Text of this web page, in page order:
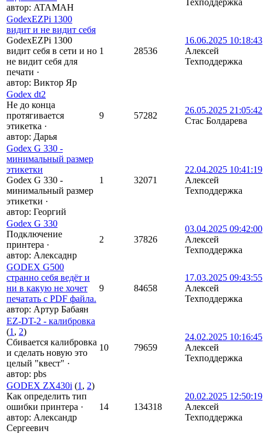
автор: ATAMAH
Техподдержка
GodexEZPi 1300
видит и не видит себя
GodexEZPi 1300
видит себя в сети и но
не видит себя для
печати ·
автор: Виктор Яр
1 28536
16.06.2025 10:18:43
Алексей
Техподдержка
Godex dt2
Не до конца
протягивается
этикетка ·
автор: Дарья
9 57282
26.05.2025 21:05:42
Стас Болдарева
Godex G 330 -
минимальный размер
этикетки
Godex G 330 -
минимальный размер
этикетки ·
автор: Георгий
1 32071
22.04.2025 10:41:19
Алексей
Техподдержка
Godex G 330
Подключение
принтера ·
автор: Алексаднр
2 37826
03.04.2025 09:42:00
Алексей
Техподдержка
GODEX G500
странно себя ведёт и
ни в какую не хочет
печатать с PDF файла.
автор: Артур Бабаян
9 84658
17.03.2025 09:43:55
Алексей
Техподдержка
EZ-DT-2 - калибровка
(1 , 2)
Сбивается калибровка
и сделать новую это
целый "квест" ·
автор: pbs
10 79659
24.02.2025 10:16:45
Алексей
Техподдержка
GODEX ZX430i (1 , 2)
Как определить тип
ошибки принтера ·
автор: Александр
Сергеевич
14 134318
20.02.2025 12:50:19
Алексей
Техподдержка